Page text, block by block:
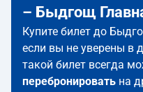
– Быдгощ
Купите билет до
если вы не уверены в
такой билет всегда
перебронировать на